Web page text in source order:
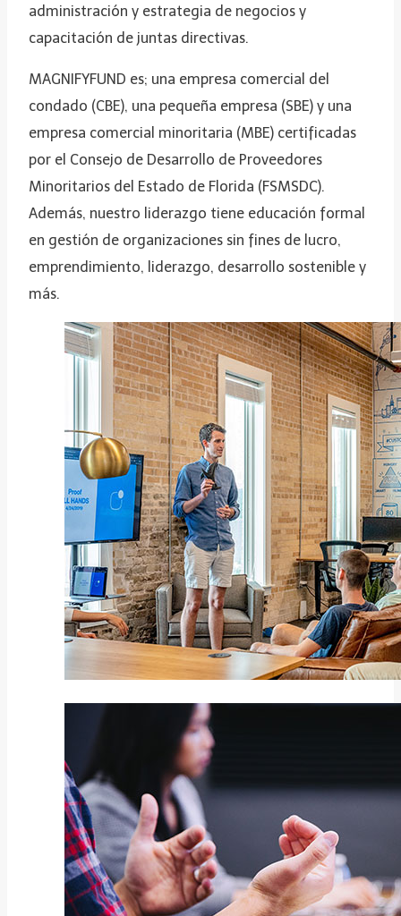
administración y estrategia de negocios y
capacitación de juntas directivas.
MAGNIFYFUND es; una empresa comercial del
condado (CBE), una pequeña empresa (SBE) y una
empresa comercial minoritaria (MBE) certificadas
por el Consejo de Desarrollo de Proveedores
Minoritarios del Estado de Florida (FSMSDC).
Además, nuestro liderazgo tiene educación formal
en gestión de organizaciones sin fines de lucro,
emprendimiento, liderazgo, desarrollo sostenible y
más.